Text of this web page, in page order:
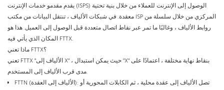
يقدم مقدمو خدمات الإنترنت (ISPS) الوصول إلى الإنترنت للعملاء من خلال بنية تحتية
معقدة. في شبكات الألياف ، تنتقل البيانات من مكتب ISP المركزي من خلال سلسلة من
روابط الألياف ، وغالبًا ما تمر عبر نقاط اتصال متعددة قبل الوصول إلى العميل. هذا هو
المكان الذي يأتي فيه FTTX.
ماذا تعني FTTX؟
تعني FTTX "الألياف إلى X" ، حيث يمكن استبدال "X" بنقاط نهاية مختلفة ، اعتمادًا على
مدى قرب الألياف إلى المستخدم.
FTTN (الألياف إلى العقدة): تصل الألياف إلى عقدة محلية ، ثم الكابلات المحورية أو